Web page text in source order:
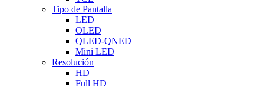
Tipo de Pantalla
LED
OLED
QLED-QNED
Mini LED
Resolución
HD
Full HD